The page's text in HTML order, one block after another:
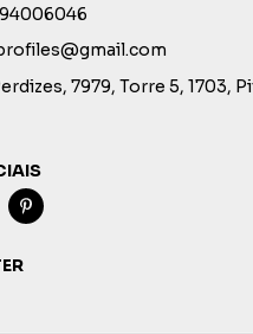
7979, Torre 5, 1703,